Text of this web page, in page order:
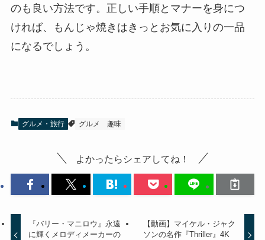
のも良い方法です。正しい手順とマナーを身につ
ければ、もんじゃ焼きはきっとお気に入りの一品
になるでしょう。
グルメ・旅行 グルメ 趣味
よかったらシェアしてね！
『バリー・マニロウ』永遠
に輝くメロディメーカーの
【動画】マイケル・ジャク
ソンの名作『Thriller』4K